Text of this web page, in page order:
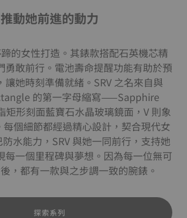
推動她前進的動力
的女性打造。其錶款搭配石英機芯精
勇敢前行。電池壽命提醒功能有助於預
讓她時刻準備就緒。SRV 之名來自與
的第一字母縮寫——Sapphire
矩形刻面藍寶石水晶玻璃鏡面，V 則象
個細節都經過精心設計，契合現代女
水能力，SRV 與她一同前行，支持她
每一個里程碑與夢想。因為每一位無可
，都有一款與之步調一致的腕錶。
探索系列